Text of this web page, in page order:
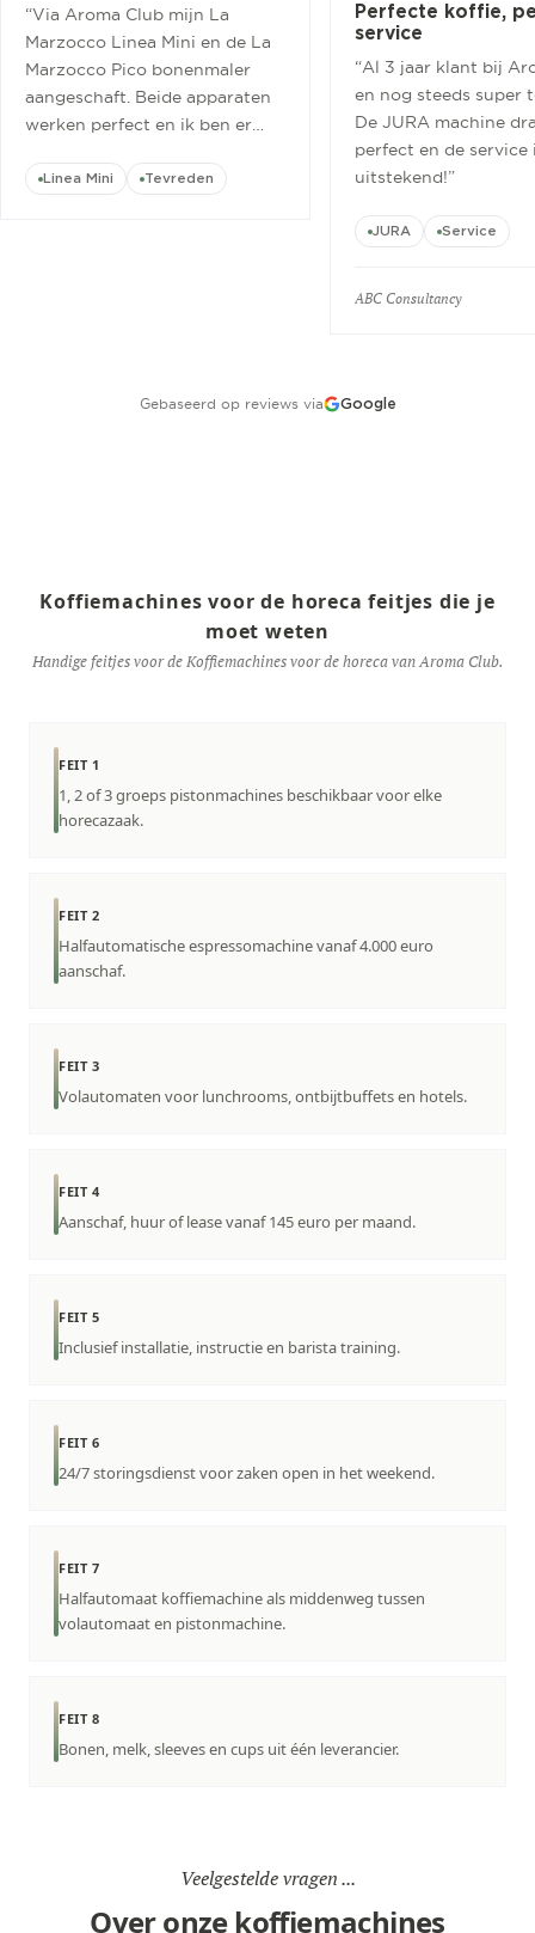
“Via Aroma Club mijn La
Marzocco Linea Mini en de La
Marzocco Pico bonenmaler
aangeschaft. Beide apparaten
werken perfect en ik ben er
Linea Mini Tevreden
Perfecte koffie,
service
“Al 3 jaar klant bij
en nog steeds super
De JURA machine
perfect en de service
uitstekend!”
JURA Service
ABC Consultancy
Gebaseerd op reviews via Google
Koffiemachines voor de horeca feitjes die je
moet weten
Handige feitjes voor de Koffiemachines voor de horeca van Aroma Club.
FEIT 1
1, 2 of 3 groeps pistonmachines beschikbaar voor elke
horecazaak.
FEIT 2
Halfautomatische espressomachine vanaf 4.000 euro
aanschaf.
FEIT 3
Volautomaten voor lunchrooms, ontbijtbuffets en hotels.
FEIT 4
Aanschaf, huur of lease vanaf 145 euro per maand.
FEIT 5
Inclusief installatie, instructie en barista training.
FEIT 6
24/7 storingsdienst voor zaken open in het weekend.
FEIT 7
Halfautomaat koffiemachine als middenweg tussen
volautomaat en pistonmachine.
FEIT 8
Bonen, melk, sleeves en cups uit één leverancier.
Veelgestelde vragen ...
Over onze koffiemachines